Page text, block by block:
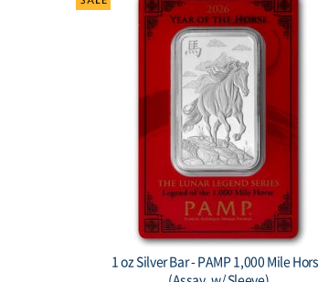
Australian Koala 2026 1 Kilo Silver